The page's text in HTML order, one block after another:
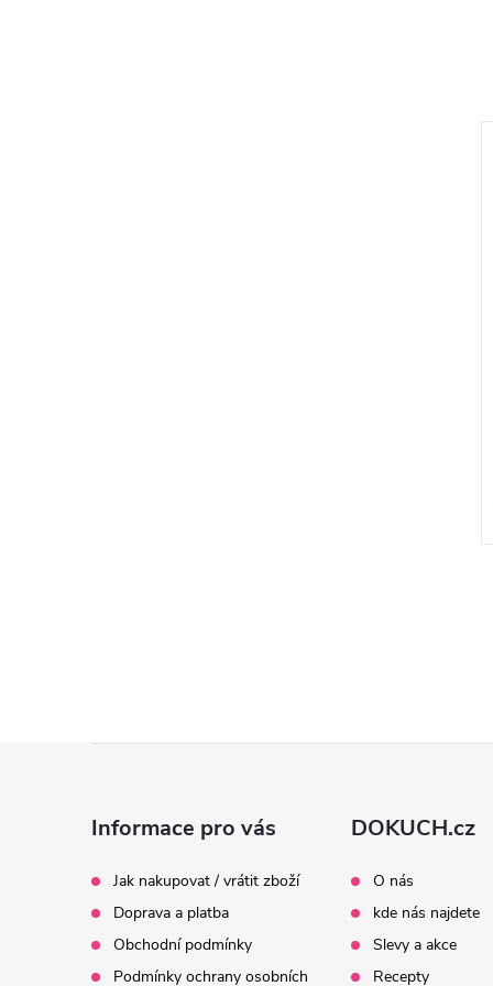
Informace pro vás
Jak nakupovat / vrátit zboží
Doprava a platba
Obchodní podmínky
Podmínky ochrany osobních
DOKUCH.cz
O nás
kde nás najdete
Slevy a akce
Recepty